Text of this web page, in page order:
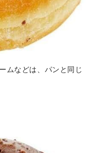
ムなどは、パンと同じ